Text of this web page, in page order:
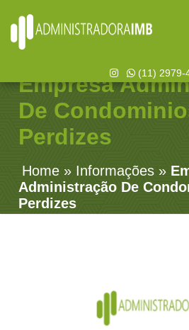
(11) 2979-
Empresa
De
Perdizes
Home » Informações »
Administração De
Perdizes